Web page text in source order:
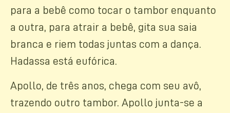
para a bebê como tocar o tambor enquanto
a outra, para atrair a bebê, gita sua saia
branca e riem todas juntas com a dança.
Hadassa está eufórica.
Apollo, de três anos, chega com seu avô,
trazendo outro tambor. Apollo junta-se a